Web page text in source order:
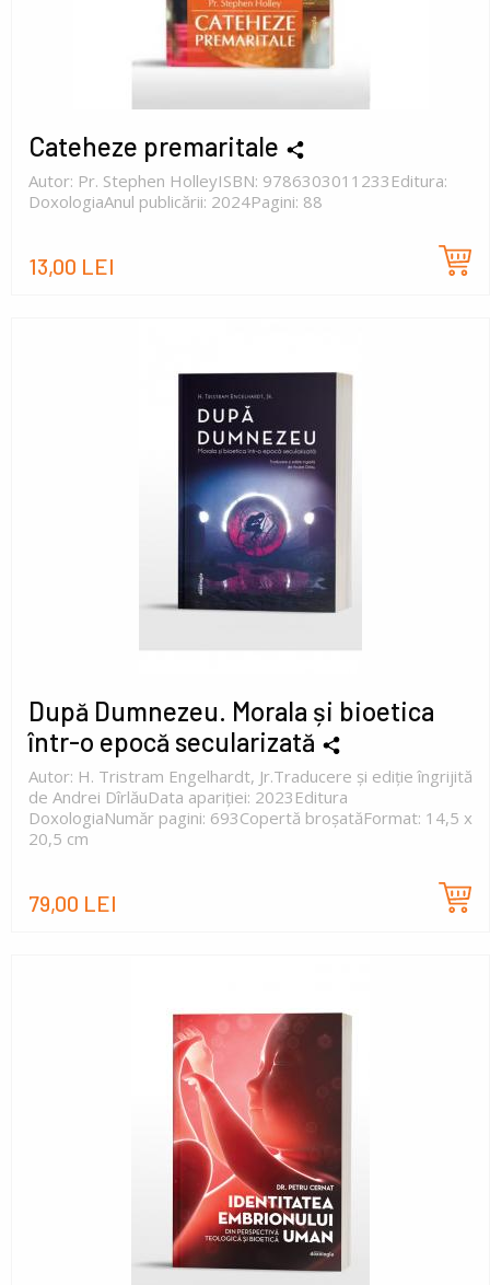
Cateheze premaritale
Autor: Pr. Stephen HolleyISBN: 9786303011233Editura:
DoxologiaAnul publicării: 2024Pagini: 88
13,00 LEI
După Dumnezeu. Morala și bioetica
într-o epocă secularizată
Autor: H. Tristram Engelhardt, Jr.Traducere și ediție îngrijită
de Andrei DîrlăuData apariției: 2023Editura
DoxologiaNumăr pagini: 693Copertă broșatăFormat: 14,5 x
20,5 cm
79,00 LEI